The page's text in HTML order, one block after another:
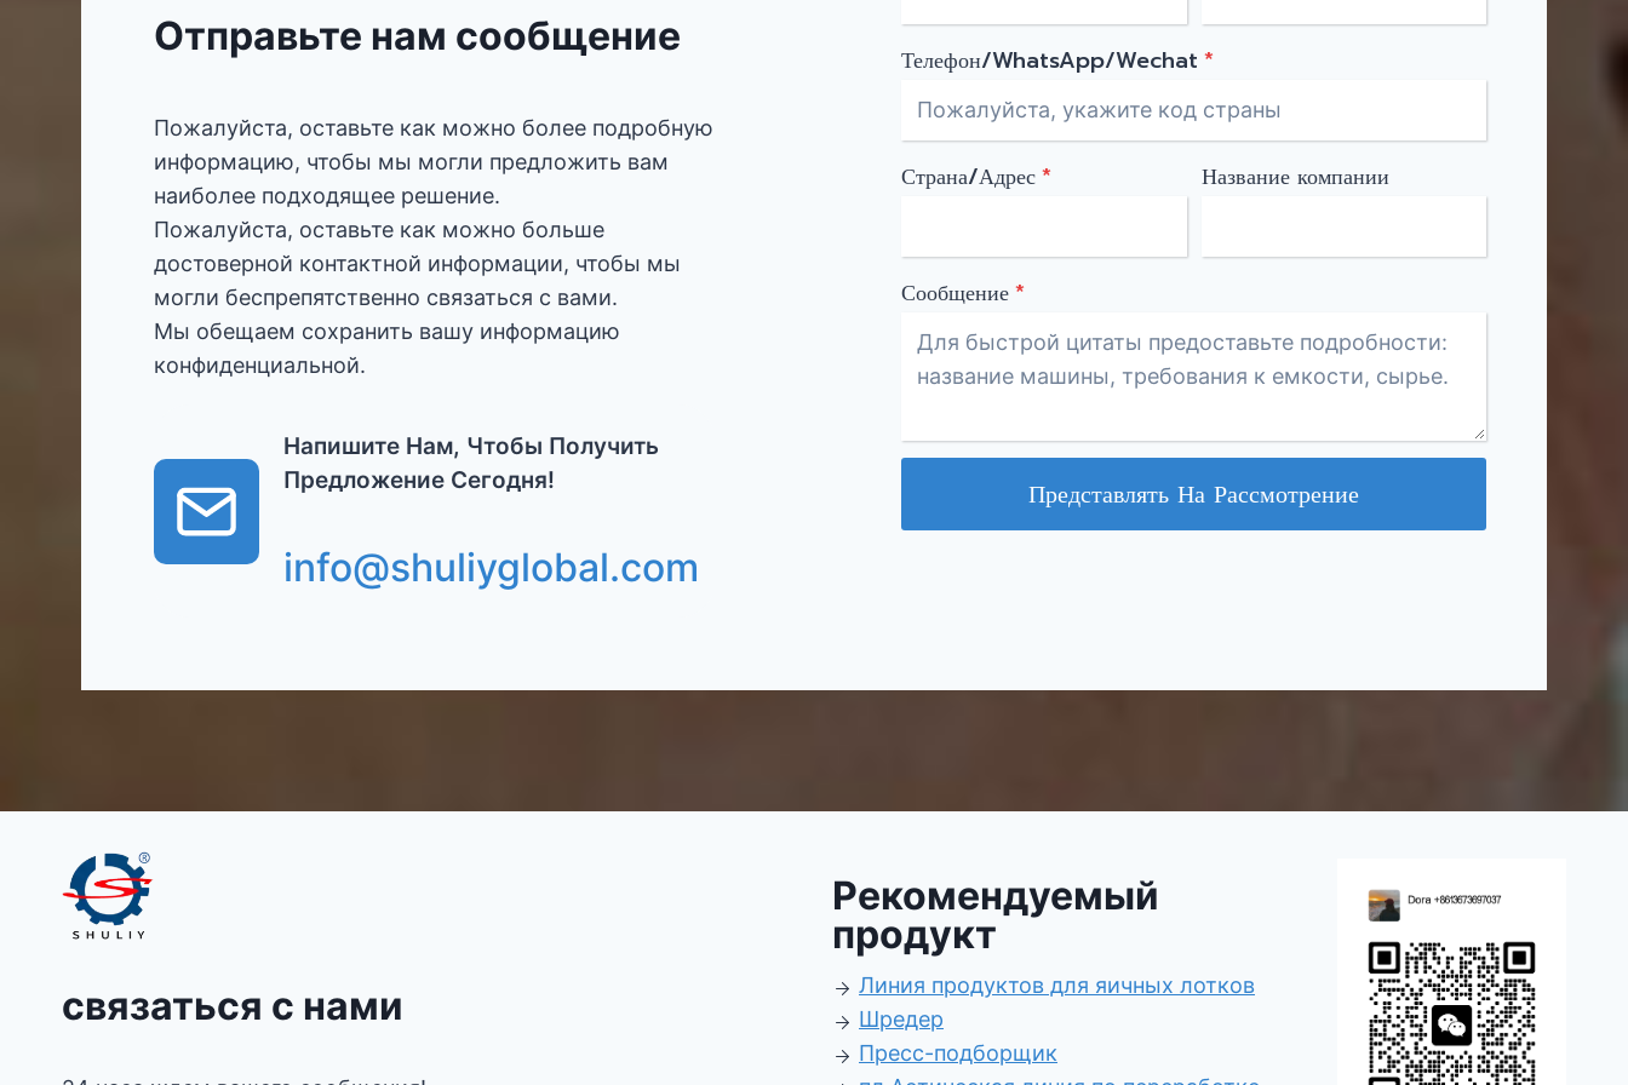
Отправьте нам сообщение
Пожалуйста, оставьте как можно более подробную
информацию, чтобы мы могли предложить вам
наиболее подходящее решение.
Пожалуйста, оставьте как можно больше
достоверной контактной информации, чтобы мы
могли беспрепятственно связаться с вами.
Мы обещаем сохранить вашу информацию
конфиденциальной.
Напишите Нам, Чтобы Получить
Предложение Сегодня!
info@shuliyglobal.com
Телефон/WhatsApp/Wechat *
Страна/Адрес* Название компании
Сообщение*
Представлять На Рассмотрение
связаться с нами
Рекомендуемый
продукт
Линия продуктов для яичных лотков
Шредер
Пресс-подборщик